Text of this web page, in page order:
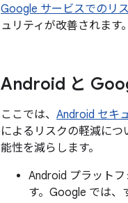
Google サービスでのリ
ュリティが改善されます。
Android と
ここでは、 Android セキ
によるリスクの軽減に
能性を減らします。
Android プラット
す。Google では、